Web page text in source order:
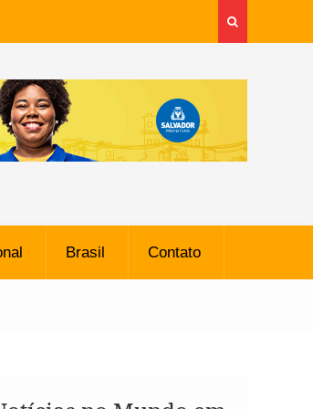
Brasil Contato